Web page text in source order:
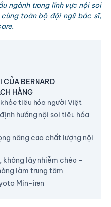
ngành trong lĩnh vực nội soi
toàn bộ đội ngũ bác sĩ,
CỦA BERNARD
HÀNG
tiêu hóa người Việt
hướng nội soi tiêu hóa
nâng cao chất lượng nội
không lây nhiễm chéo –
làm trung tâm
Min-iren